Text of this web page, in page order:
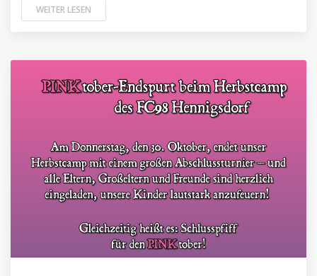
WEITER LESEN